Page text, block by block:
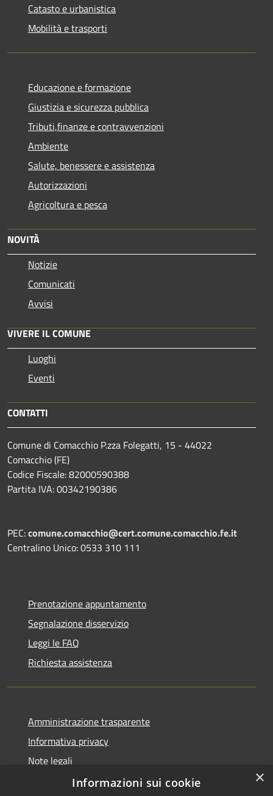
Catasto e urbanistica
Mobilità e trasporti
Educazione e formazione
Giustizia e sicurezza pubblica
Tributi,finanze e contravvenzioni
Ambiente
Salute, benessere e assistenza
Autorizzazioni
Agricoltura e pesca
NOVITÀ
Notizie
Comunicati
Avvisi
VIVERE IL COMUNE
Luoghi
Eventi
CONTATTI
Comune di Comacchio P.zza Folegatti, 15 - 44022
Comacchio (FE)
Codice Fiscale: 82000590388
Partita IVA: 00342190386
PEC:comune.comacchio@cert.comune.comacchio.fe.it
Centralino Unico: 0533 310 111
Prenotazione appuntamento
Segnalazione disservizio
Leggi le FAQ
Richiesta assistenza
Amministrazione trasparente
Informativa privacy
Note legali
Dichiarazione di accessibilità
×
Informazioni sui cookie